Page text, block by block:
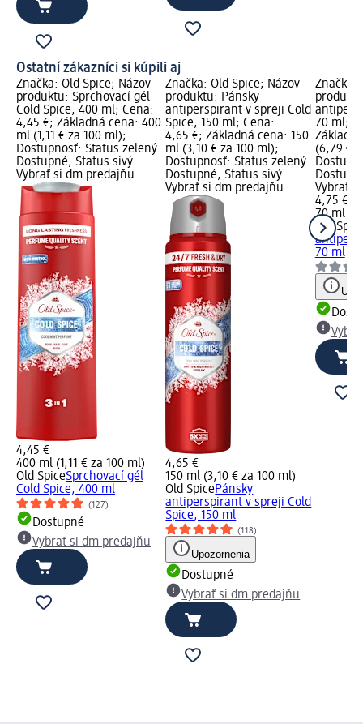
Ostatní zákazníci si kúpili aj
Značka: Old Spice; Názov
produktu: Sprchovací gél
Cold Spice, 400 ml; Cena:
4,45 €; Základná cena: 400
ml (1,11 € za 100 ml);
Dostupnosť: Status zelený
Dostupné, Status sivý
Vybrať si dm predajňu
4,45 €
400 ml (1,11 € za 100 ml)
Old SpiceSprchovací gél
Cold Spice, 400 ml
(127)
Dostupné
Vybrať si dm predajňu
Značka: Old Spice; Názov
produktu: Pánsky
antiperspirant v spreji Cold
Spice, 150 ml; Cena:
4,65 €; Základná cena: 150
ml (3,10 € za 100 ml);
Dostupnosť: Status zelený
Dostupné, Status sivý
Vybrať si dm predajňu
4,65 €
150 ml (3,10 € za 100 ml)
Old SpicePánsky
antiperspirant v spreji Cold
Spice, 150 ml
(118)
Upozornenia
Dostupné
Vybrať si dm predajňu
Značka:
70 ml;
(6,79 €
Vybrať
4,75 €
70 ml
Old
70 ml